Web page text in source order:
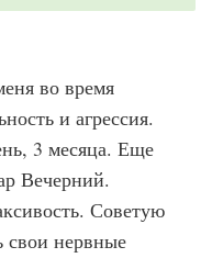
во время
и агрессия.
3 месяца. Еще
Вечерний.
Советую
свои нервные